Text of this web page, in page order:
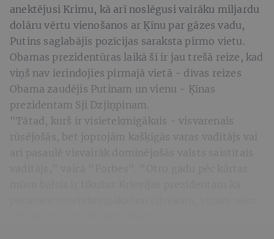
anektējusi Krimu, kā arī noslēgusi vairāku miljardu
dolāru vērtu vienošanos ar Ķīnu par gāzes vadu,
Putins saglabājis pozīcijas saraksta pirmo vietu.
Obamas prezidentūras laikā šī ir jau trešā reize, kad
viņš nav ierindojies pirmajā vietā - divas reizes
Obama zaudējis Putinam un vienu - Ķīnas
prezidentam Sji Dzjiņpinam.
"Tātad, kurš ir visietekmīgākais - visvarenais
rūsējošās, bet joprojām kašķīgās varas vadītājs vai
arī pasaulē visvairāk dominējošās valsts saistītais